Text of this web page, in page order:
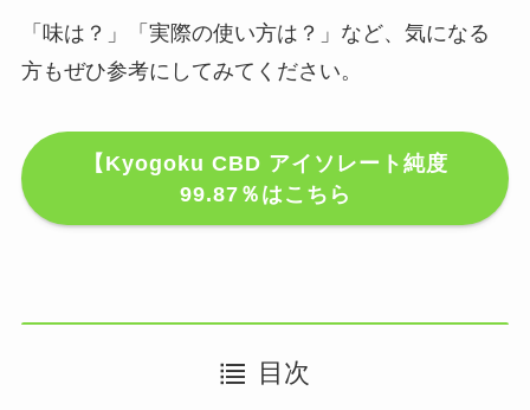
「味は？」「実際の使い方は？」など、気になる
方もぜひ参考にしてみてください。
【Kyogoku CBD アイソレート純度
99.87％はこちら
目次